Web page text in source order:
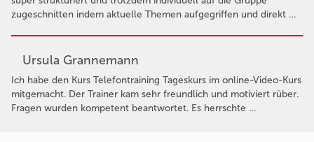
zugeschnitten indem aktuelle Themen aufgegriffen und direkt …
Ursula Grannemann
Ich habe den Kurs Telefontraining Tageskurs im online-Video-Kurs
mitgemacht. Der Trainer kam sehr freundlich und motiviert rüber.
Fragen wurden kompetent beantwortet. Es herrschte …